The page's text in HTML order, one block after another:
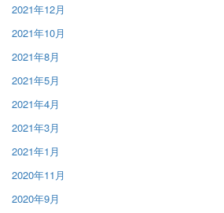
2021年12月
2021年10月
2021年8月
2021年5月
2021年4月
2021年3月
2021年1月
2020年11月
2020年9月